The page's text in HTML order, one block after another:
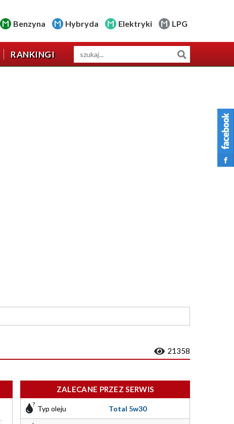
Benzyna Hybryda Elektryki LPG
RANKINGI
21358
ZALECANE PRZEZ SERWIS
Typ oleju Total 5w30